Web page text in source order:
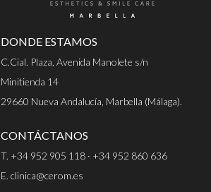
DONDE ESTAMOS
C.Cial. Plaza, Avenida Manolete s/n
Minitienda 14
29660 Nueva Andalucía, Marbella (Málaga).
CONTÁCTANOS
T. +34 952 905 118 · +34 952 860 636
E. clinica@cerom.es